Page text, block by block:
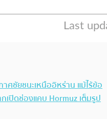
ศชัยชนะเหนืออิหร่าน แม้ไร้ข้อ
เปิดช่องแคบ Hormuz เต็มรูป